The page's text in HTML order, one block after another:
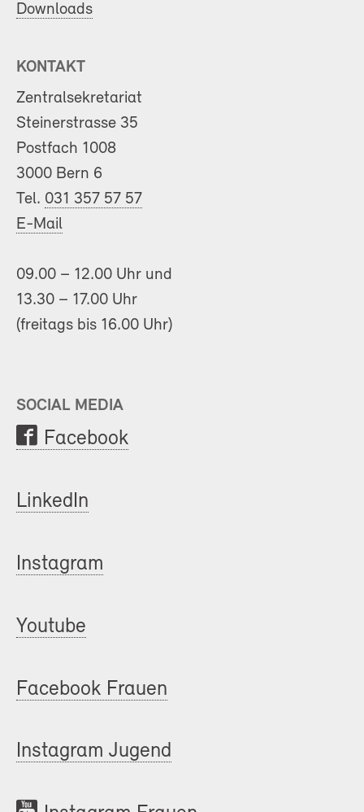
Downloads
KONTAKT
Zentralsekretariat
Steinerstrasse 35
Postfach 1008
3000 Bern 6
Tel. 031 357 57 57
E-Mail
09.00 – 12.00 Uhr und
13.30 – 17.00 Uhr
(freitags bis 16.00 Uhr)
SOCIAL MEDIA
Facebook
LinkedIn
Instagram
Youtube
Facebook Frauen
Instagram Jugend